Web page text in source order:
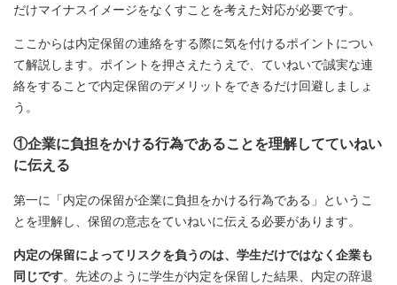
だけマイナスイメージをなくすことを考えた対応が必要です。
ここからは内定保留の連絡をする際に気を付けるポイントについ
て解説します。ポイントを押さえたうえで、ていねいで誠実な連
絡をすることで内定保留のデメリットをできるだけ回避しましょ
う。
①企業に負担をかける行為であることを理解してていねい
に伝える
第一に「内定の保留が企業に負担をかける行為である」というこ
とを理解し、保留の意志をていねいに伝える必要があります。
内定の保留によってリスクを負うのは、学生だけではなく企業も
同じです。先述のように学生が内定を保留した結果、内定の辞退